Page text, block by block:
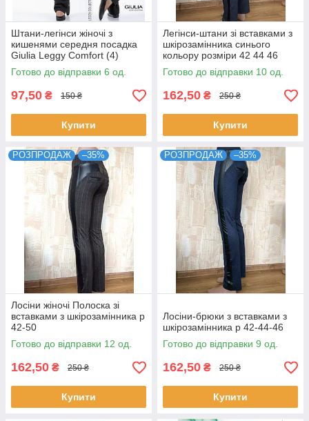
Штани-легінси жіночі з
кишенями середня посадка
Giulia Leggy Comfort (4)
чорного кольору розміри XS
S
Готово до відправки 6 од.
97,50 ₴ 150 ₴
Купити
Легінси-штани зі вставками з
шкірозамінника синього
кольору розміри 42 44 46
Готово до відправки 10 од.
162,50 ₴ 250 ₴
Купити
РОЗПРОДАЖ –35%
Лосіни жіночі Полоска зі
вставками з шкірозамінника р
42-50
Готово до відправки 12 од.
162,50 ₴ 250 ₴
Купити
РОЗПРОДАЖ –35%
Лосіни-брюки з вставками з
шкірозамінника р 42-44-46
Готово до відправки 9 од.
162,50 ₴ 250 ₴
Купити